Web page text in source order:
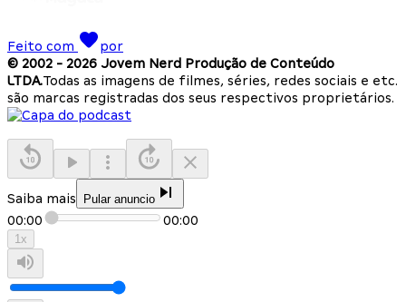
Feito com
por
© 2002 - 2026 Jovem Nerd Produção de Conteúdo
LTDA.Todas as imagens de filmes, séries, redes sociais e etc.
são marcas registradas dos seus respectivos proprietários.
Saiba mais Pular anuncio
00:00 00:00
1x